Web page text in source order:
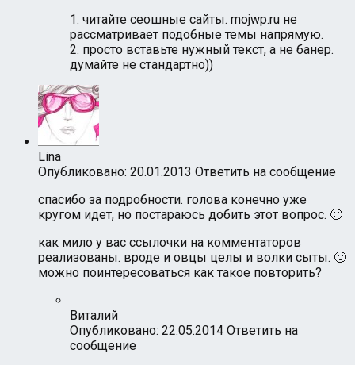
1. читайте сеошные сайты. mojwp.ru не
рассматривает подобные темы напрямую.
2. просто вставьте нужный текст, а не банер.
думайте не стандартно))
Lina
Опубликовано: 20.01.2013 Ответить на сообщение
спасибо за подробности. голова конечно уже
кругом идет, но постараюсь добить этот вопрос. 🙂
как мило у вас ссылочки на комментаторов
реализованы. вроде и овцы целы и волки сыты. 🙂
можно поинтересоваться как такое повторить?
Виталий
Опубликовано: 22.05.2014 Ответить на
сообщение